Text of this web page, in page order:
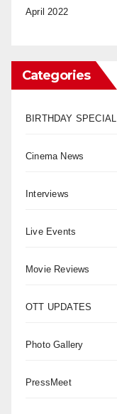
April 2022
Categories
BIRTHDAY SPECIAL
Cinema News
Interviews
Live Events
Movie Reviews
OTT UPDATES
Photo Gallery
PressMeet